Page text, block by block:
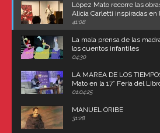
López Mato recorre las
Alicia Carletti inspiradas en
Carroll
41:08
La mala prensa de las
los cuentos infantiles
04:30
LA MAREA DE LOS
Mato en la 17° Feria del
(Uruguay)
01:04:25
MANUEL ORIBE
31:28